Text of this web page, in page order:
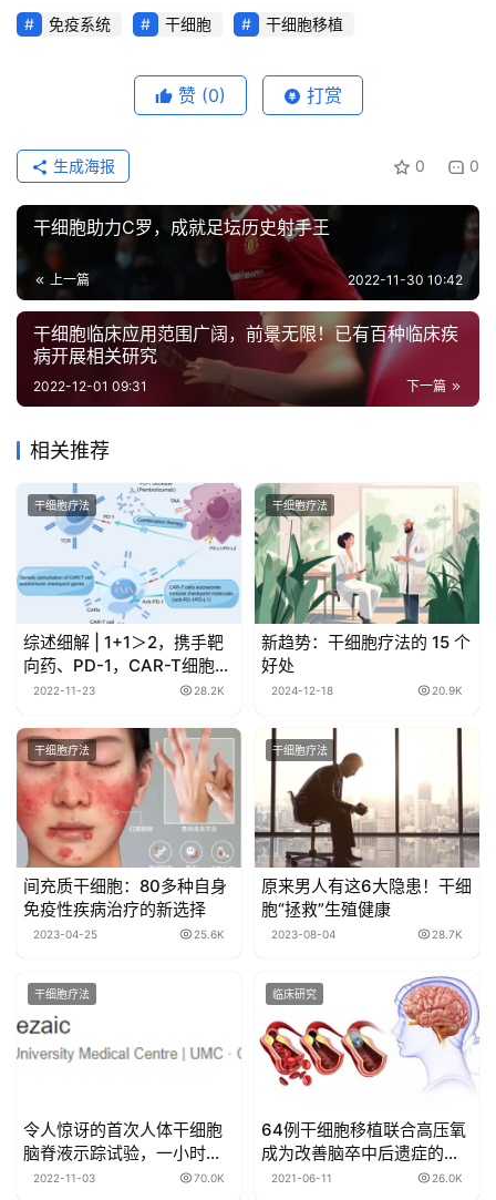
免疫系统 干细胞 干细胞移植
赞 (0) 打赏
0 0
生成海报
干细胞助力C罗，成就足坛历史射手王
上一篇 2022-11-30 10:42
干细胞临床应用范围广阔，前景无限！已有百种临床疾
病开展相关研究
下一篇
2022-12-01 09:31
相关推荐
干细胞疗法
综述细解 | 1+1＞2，携手靶
向药、PD-1，CAR-T细胞疗
法的提效之旅——CAR-T细
瘤之旅（三）
2022-11-23 28.2K
干细胞疗法
新趋势：干细胞疗法的 15 个
好处
2024-12-18 20.9K
干细胞疗法
间充质干细胞：80多种自身
免疫性疾病治疗的新选择
2023-04-25 25.6K
干细胞疗法
原来男人有这6大隐患！干细
胞“拯救”生殖健康
2023-08-04 28.7K
干细胞疗法
令人惊讶的首次人体干细胞
脑脊液示踪试验，一小时干
细胞汇聚损伤处！！！
2022-11-03 70.0K
临床研究
64例干细胞移植联合高压氧
成为改善脑卒中后遗症的新
途径
2021-06-11 26.0K